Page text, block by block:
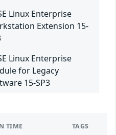
Linux Enterprise
Extension 15-
Linux Enterprise
for Legacy
15-SP3
TIME TAGS